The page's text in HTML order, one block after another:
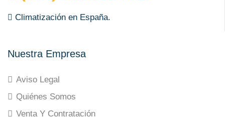
Climatización en España.
Nuestra Empresa
Aviso Legal
Quiénes Somos
Venta Y Contratación